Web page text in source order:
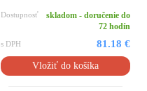
Dostupnosť
skladom - doručenie do
72 hodín
s DPH 81.18 €
Vložiť do košíka